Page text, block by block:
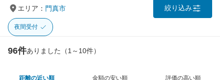
エリア： 門真市 絞り込み
夜間受付
96件ありました（1～10件）
距離の近い順 金額の安い順 評価の高い順